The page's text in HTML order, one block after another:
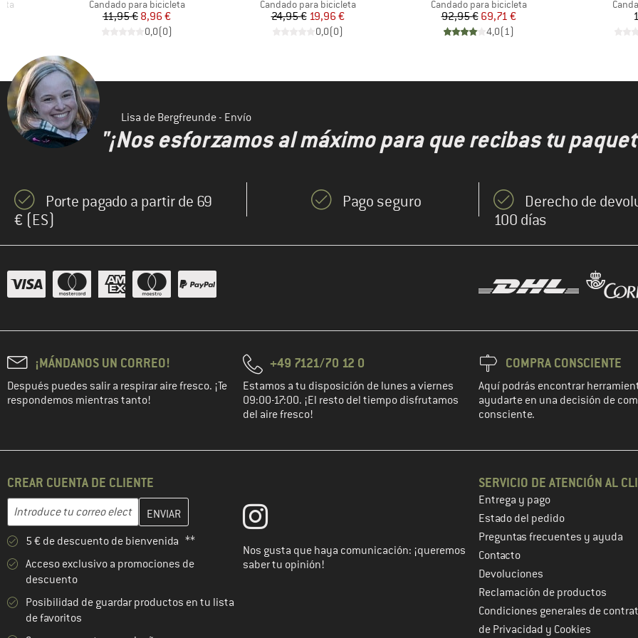
Product group
Candado para bicicleta
Precio
11,95 €Precio reducido
8,96 €
0,0(0)
Product group
Candado para bicicleta
Precio
24,95 €Precio reducido
19,96 €
0,0(0)
Product group
Candado para bicicleta
Precio
92,95 €Precio reducido
69,71 €
4,0(1)
Lisa de Bergfreunde - Envío
"¡Nos esforzamos al máximo para que recibas tu
Porte pagado a partir de 69
€ (ES)
Pago seguro
Derecho de
100 días
¡MÁNDANOS UN CORREO!
Después puedes salir a respirar aire fresco. ¡Te
respondemos mientras tanto!
+49 7121/70 12 0
Estamos a tu disposición de lunes a viernes
09:00-17:00. ¡El resto del tiempo disfrutamos
del aire fresco!
COMPRA CONSCIENTE
Aquí podrás encontrar
ayudarte en una decisión de
consciente.
CREAR CUENTA DE CLIENTE
Dirección de correo electrónico
Introduce aquí tu dirección de correo electrónico y crea tu cuenta de cliente en el siguiente paso
5 € de descuento de bienvenida **
Acceso exclusivo a promociones de
descuento
Posibilidad de guardar productos en tu lista
de favoritos
Nos gusta que haya comunicación: ¡queremos
saber tu opinión!
SERVICIO DE ATENCIÓN AL
Entrega y pago
Estado del pedido
Preguntas frecuentes y ayuda
Contacto
Devoluciones
Reclamación de productos
Condiciones generales de
de Privacidad y Cookies